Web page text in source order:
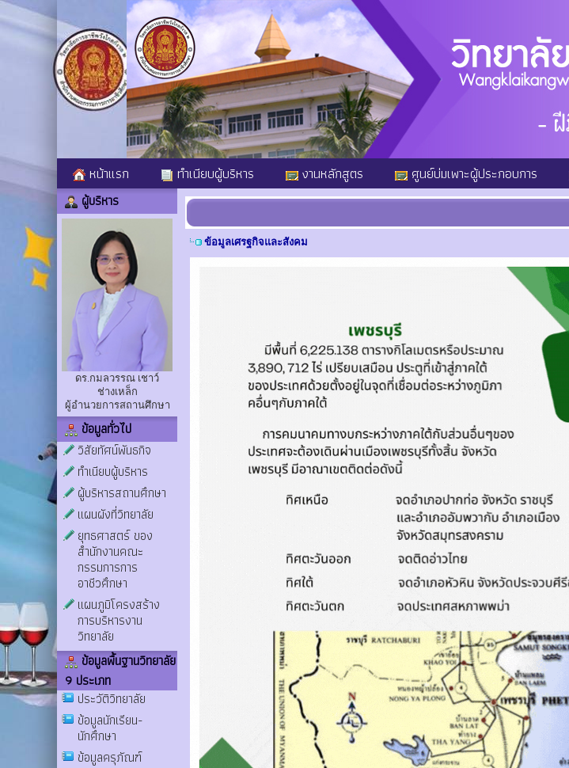
หน้าแรก ทำเนียบผู้บริหาร งานหลักสูตร ศูนย์บ่มเพาะผู้ประกอบการ
ผู้บริหาร
ดร.กมลวรรณ เชาว์
ช่างเหล็ก
ผู้อำนวยการสถานศึกษา
ข้อมูลทั่วไป
วิสัยทัศน์พันธกิจ
ทำเนียบผู้บริหาร
ผู้บริหารสถานศึกษา
แผนผังที่วิทยาลัย
ยุทธศาสตร์ ของ
สำนักงานคณะ
กรรมการการ
อาชีวศึกษา
แผนภูมิโครงสร้าง
การบริหารงาน
วิทยาลัย
ข้อมูลพื้นฐานวิทยาลัย
9 ประเภท
ประวัติวิทยาลัย
ข้อมูลนักเรียน-
นักศึกษา
ข้อมูลครุภัณฑ์
ข้อมูลเศรฐกิจและสังคม